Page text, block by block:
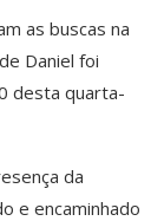
as buscas na
Daniel foi
desta quarta-
da
e encaminhado